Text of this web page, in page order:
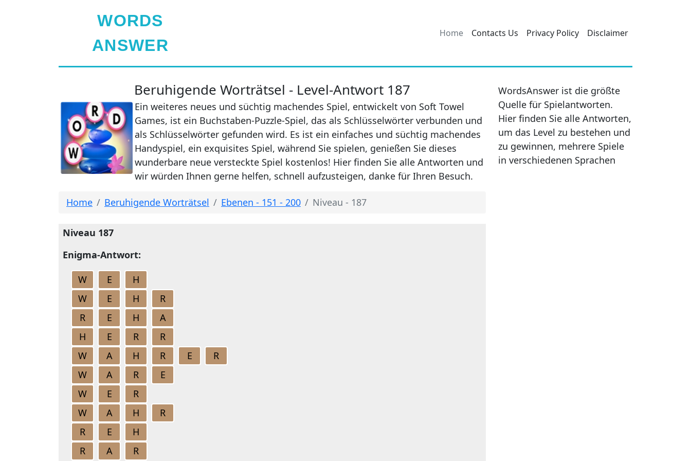
WORDS
ANSWER
Home Contacts Us Privacy Policy Disclaimer
Beruhigende Worträtsel - Level-Antwort 187
Ein weiteres neues und süchtig machendes Spiel, entwickelt von Soft Towel
Games, ist ein Buchstaben-Puzzle-Spiel, das als Schlüsselwörter verbunden und
als Schlüsselwörter gefunden wird. Es ist ein einfaches und süchtig machendes
Handyspiel, ein exquisites Spiel, während Sie spielen, genießen Sie dieses
wunderbare neue versteckte Spiel kostenlos! Hier finden Sie alle Antworten und
wir würden Ihnen gerne helfen, schnell aufzusteigen, danke für Ihren Besuch.
Home Beruhigende Worträtsel Ebenen - 151 - 200 Niveau - 187
Niveau 187
Enigma-Antwort:
W
E
H
W
E H
R
R
E H
A
H
E R
R
W
A H R E
R
W
A R
E
W
E
R
W
A H
R
R
E
H
R
A R
WordsAnswer ist die größte
Quelle für Spielantworten.
Hier finden Sie alle Antworten,
um das Level zu bestehen und
zu gewinnen, mehrere Spiele
in verschiedenen Sprachen